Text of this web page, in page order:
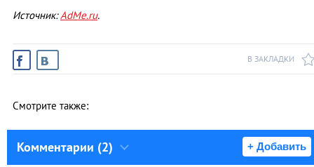
Источник:AdMe.ru.
В ЗАКЛАДКИ
Смотрите также:
Комментарии (2) + Добавить